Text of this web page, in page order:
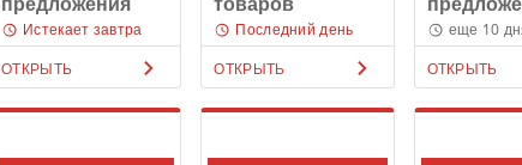
Истекает завтра
ОТКРЫТЬ
Последний день
ОТКРЫТЬ
еще 10
ОТКРЫТЬ